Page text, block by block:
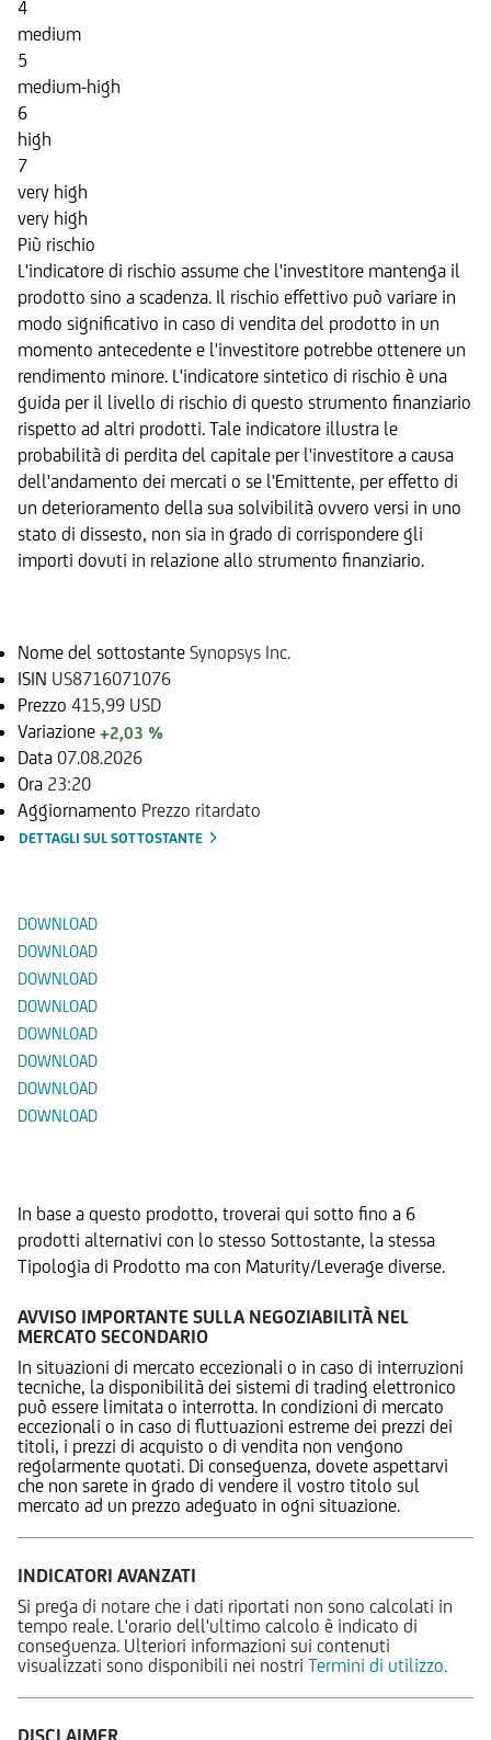
4
medium
5
medium-high
6
high
7
very high
very high
Più rischio
L'indicatore di rischio assume che l'investitore mantenga il
prodotto sino a scadenza. Il rischio effettivo può variare in
modo significativo in caso di vendita del prodotto in un
momento antecedente e l'investitore potrebbe ottenere un
rendimento minore. L'indicatore sintetico di rischio è una
guida per il livello di rischio di questo strumento finanziario
rispetto ad altri prodotti. Tale indicatore illustra le
probabilità di perdita del capitale per l'investitore a causa
dell'andamento dei mercati o se l'Emittente, per effetto di
un deterioramento della sua solvibilità ovvero versi in uno
stato di dissesto, non sia in grado di corrispondere gli
importi dovuti in relazione allo strumento finanziario.
Nome del sottostante Synopsys Inc.
ISIN US8716071076
Prezzo 415,99 USD
Variazione +2,03 %
Data 07.08.2026
Ora 23:20
Aggiornamento Prezzo ritardato
DETTAGLI SUL SOTTOSTANTE
DOWNLOAD
DOWNLOAD
DOWNLOAD
DOWNLOAD
DOWNLOAD
DOWNLOAD
DOWNLOAD
DOWNLOAD
In base a questo prodotto, troverai qui sotto fino a 6
prodotti alternativi con lo stesso Sottostante, la stessa
Tipologia di Prodotto ma con Maturity/Leverage diverse.
AVVISO IMPORTANTE SULLA NEGOZIABILITÀ NEL
MERCATO SECONDARIO
In situazioni di mercato eccezionali o in caso di interruzioni
tecniche, la disponibilità dei sistemi di trading elettronico
può essere limitata o interrotta. In condizioni di mercato
eccezionali o in caso di fluttuazioni estreme dei prezzi dei
titoli, i prezzi di acquisto o di vendita non vengono
regolarmente quotati. Di conseguenza, dovete aspettarvi
che non sarete in grado di vendere il vostro titolo sul
mercato ad un prezzo adeguato in ogni situazione.
INDICATORI AVANZATI
Si prega di notare che i dati riportati non sono calcolati in
tempo reale. L'orario dell'ultimo calcolo è indicato di
conseguenza. Ulteriori informazioni sui contenuti
visualizzati sono disponibili nei nostri Termini di utilizzo.